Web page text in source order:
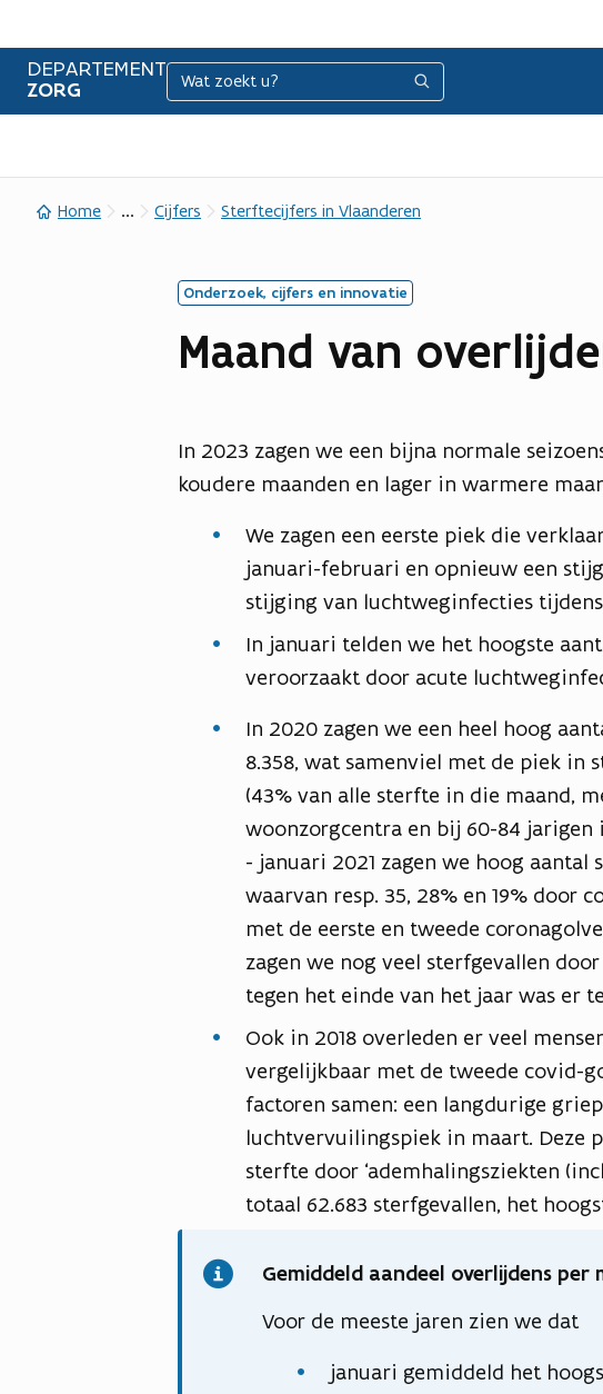
DEPARTEMENT
ZORG
Zoeken Zoeken
Home ... Cijfers Sterftecijfers in Vlaanderen
Onderzoek, cijfers en innovatie
Maand van
In 2023 zagen we een bijna normale
koudere maanden en lager in warmere
We zagen een eerste piek die
januari-februari en opnieuw een
stijging van luchtweginfecties
In januari telden we het hoogste
veroorzaakt door acute
In 2020 zagen we een heel hoog
8.358, wat samenviel met de piek in
(43% van alle sterfte in die maand,
woonzorgcentra en bij 60-84
- januari 2021 zagen we hoog aantal
waarvan resp. 35, 28% en 19% door
met de eerste en tweede
zagen we nog veel sterfgevallen
tegen het einde van het jaar was er
Ook in 2018 overleden er veel
vergelijkbaar met de tweede covid-
factoren samen: een langdurige
luchtvervuilingspiek in maart. Deze
sterfte door ‘ademhalingsziekten
totaal 62.683 sterfgevallen, het
Gemiddeld aandeel overlijdens per
Voor de meeste jaren zien we dat
januari gemiddeld het